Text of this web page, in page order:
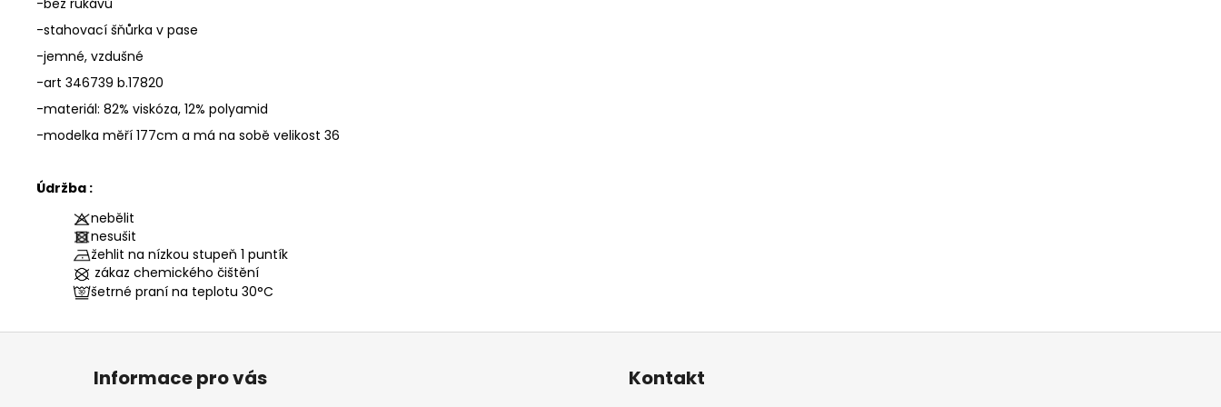
-bez rukávů
-stahovací šňůrka v pase
-jemné, vzdušné
-art 346739 b.17820
-materiál: 82% viskóza, 12% polyamid
-modelka měří 177cm a má na sobě velikost 36
Údržba :
nebělit
nesušit
žehlit na nízkou stupeň 1 puntík
zákaz chemického čištění
šetrné praní na teplotu 30°C
Z
Informace pro vás Kontakt